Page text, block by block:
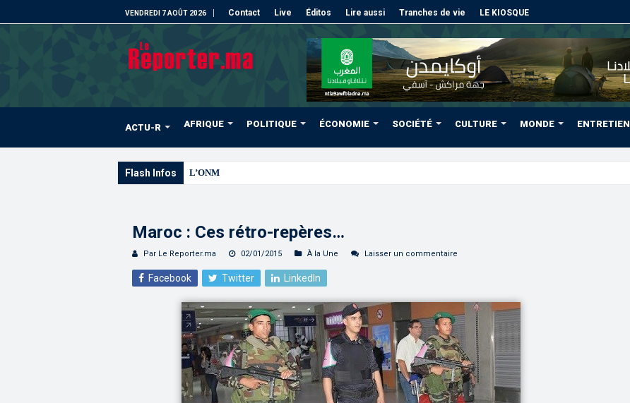
VENDREDI 7 AOÛT 2026 Contact Live Éditos Lire aussi Tranches de vie LE KIOSQUE
ACTU-R AFRIQUE POLITIQUE ÉCONOMIE SOCIÉTÉ CULTURE MONDE ENTRETIEN
Flash Infos L’ONMT renforce l’attractivité des régions
Maroc : Ces rétro-repères…
Par Le Reporter.ma 02/01/2015 À la Une Laisser un commentaire
Facebook Twitter LinkedIn